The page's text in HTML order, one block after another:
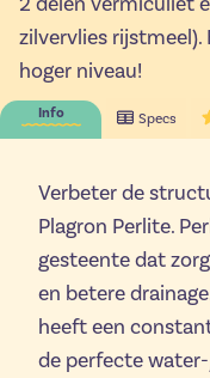
zilvervlies rijstmeel).
hoger niveau!
Info Specs
Verbeter de
Plagron Perlite.
gesteente dat
en betere
heeft een
de perfecte